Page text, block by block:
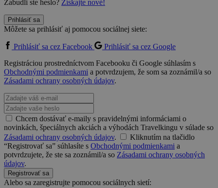
Zabudli ste heslo? Získajte nové!
Prihlásiť sa
Môžete sa prihlásiť aj pomocou sociálnej siete:
Prihlásiť sa cez Facebook
Prihlásiť sa cez Google
Registráciou prostredníctvom Facebooku či Google súhlasím s
Obchodnými podmienkami a potvrdzujem, že som sa zoznámil/a so
Zásadami ochrany osobných údajov.
Chcem dostávať e-maily s pravidelnými informáciami o
novinkách, špeciálnych akciách a výhodách Travelkingu v súlade so
Zásadami ochrany osobných údajov.
Kliknutím na tlačidlo
“Registrovať sa” súhlasíte s Obchodnými podmienkami a
potvrdzujete, že ste sa zoznámil/a so Zásadami ochrany osobných
údajov.
Registrovať sa
Alebo sa zaregistrujte pomocou sociálnych sietí: